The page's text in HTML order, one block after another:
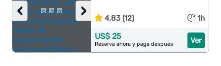
›
‹ 4.83 (12) 1h
Ver
US$ 25
Reserva ahora y paga después